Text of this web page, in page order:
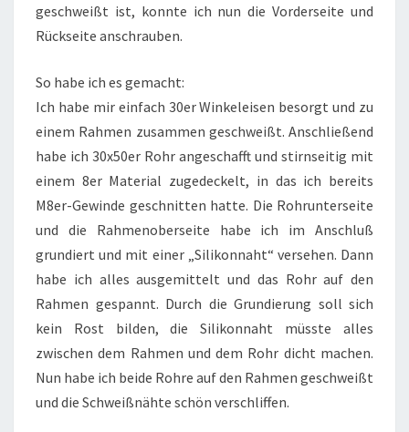
geschweißt ist, konnte ich nun die Vorderseite und
Rückseite anschrauben.
So habe ich es gemacht:
Ich habe mir einfach 30er Winkeleisen besorgt und zu
einem Rahmen zusammen geschweißt. Anschließend
habe ich 30x50er Rohr angeschafft und stirnseitig mit
einem 8er Material zugedeckelt, in das ich bereits
M8er-Gewinde geschnitten hatte. Die Rohrunterseite
und die Rahmenoberseite habe ich im Anschluß
grundiert und mit einer „Silikonnaht“ versehen. Dann
habe ich alles ausgemittelt und das Rohr auf den
Rahmen gespannt. Durch die Grundierung soll sich
kein Rost bilden, die Silikonnaht müsste alles
zwischen dem Rahmen und dem Rohr dicht machen.
Nun habe ich beide Rohre auf den Rahmen geschweißt
und die Schweißnähte schön verschliffen.